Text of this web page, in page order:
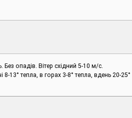
Без опадів. Вітер східний 5-10 м/с.
8-13° тепла, в горах 3-8° тепла, вдень 20-25°